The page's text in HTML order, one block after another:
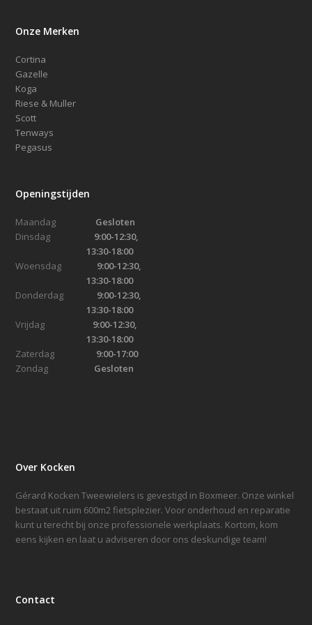
Onze Merken
Cortina
Gazelle
Koga
Riese & Muller
Scott
Tenways
Pegasus
Openingstijden
Maandag Gesloten
Dinsdag 9:00-12:30,
13:30-18:00
Woensdag
9:00-12:30,
13:30-18:00
Donderdag 9:00-12:30,
13:30-18:00
Vrijdag 9:00-12:30,
13:30-18:00
Zaterdag 9:00-17:00
Zondag Gesloten
Over Kocken
Gérard Kocken Tweewielers is gevestigd in Boxmeer. Onze winkel
bestaat uit ruim 600m2 fietsplezier. Voor onderhoud en reparatie
kunt u terecht bij onze professionele werkplaats. Kortom, kom
eens kijken en laat u adviseren door ons deskundige team!
Contact